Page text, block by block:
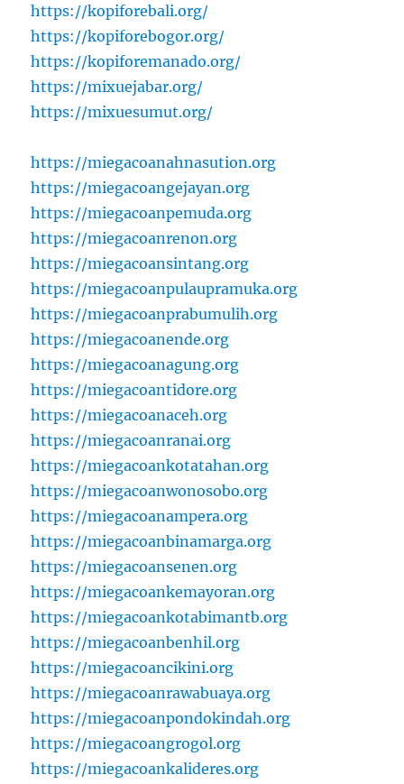
https://kopiforebali.org/
https://kopiforebogor.org/
https://kopiforemanado.org/
https://mixuejabar.org/
https://mixuesumut.org/
https://miegacoanahnasution.org
https://miegacoangejayan.org
https://miegacoanpemuda.org
https://miegacoanrenon.org
https://miegacoansintang.org
https://miegacoanpulaupramuka.org
https://miegacoanprabumulih.org
https://miegacoanende.org
https://miegacoanagung.org
https://miegacoantidore.org
https://miegacoanaceh.org
https://miegacoanranai.org
https://miegacoankotatahan.org
https://miegacoanwonosobo.org
https://miegacoanampera.org
https://miegacoanbinamarga.org
https://miegacoansenen.org
https://miegacoankemayoran.org
https://miegacoankotabimantb.org
https://miegacoanbenhil.org
https://miegacoancikini.org
https://miegacoanrawabuaya.org
https://miegacoanpondokindah.org
https://miegacoangrogol.org
https://miegacoankalideres.org